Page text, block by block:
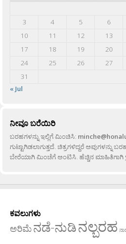
3
4 5 6
10
11 12 13
17
18 19 20
24
25 26 27
31
« Jul
ನೀವೂ ಬರೆಯಿರಿ
ಬರಹಗಳನ್ನು ಇಲ್ಲಿಗೆ ಮಿಂಚಿಸಿ:
ಗುಟ್ಟಾಗಿಡಲಾಗುತ್ತದೆ. ಚಿತ್ರಗಳಿದ್ದರೆ
ಬೇರೆಯಾಗಿ ಮಿಂಚೆಗೆ ಅಂಟಿಸಿ. ಹೆಚ್ಚಿನ ಮಾಹಿತಿಗಾಗಿ
ಕವಲುಗಳು
ಅರಿಮೆನಡೆ-ನುಡಿನಲ್ಬರಹ